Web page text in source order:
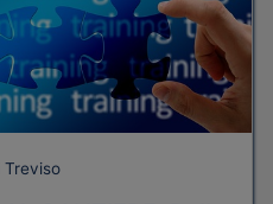
Treviso